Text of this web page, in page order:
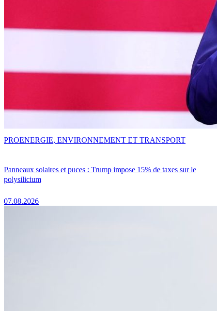
Panneaux solaires et puces : Trump impose 15% de taxes sur le
polysilicium
07.08.2026
PROENERGIE, ENVIRONNEMENT ET TRANSPORT